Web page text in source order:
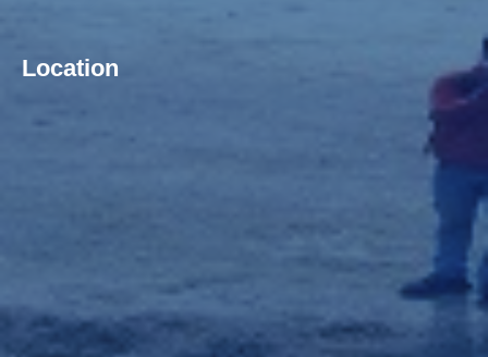
Location